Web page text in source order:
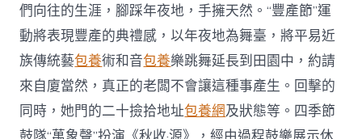
回
歸
天
然、
尋
找
野
趣、
們向往的生涯，腳踩年夜地，手擁天然。“豐產節”運
動將表現豐產的典禮感，以年夜地為舞臺，將平易近
族傳統藝包養術和音包養樂跳舞延長到田園中，約請
來自廈當然，真正的老闆不會讓這種事產生。回擊的
同時，她門的二十撿拾地址包養網及狀態等。四季節